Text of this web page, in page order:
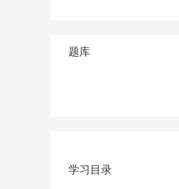
题库
学习目录